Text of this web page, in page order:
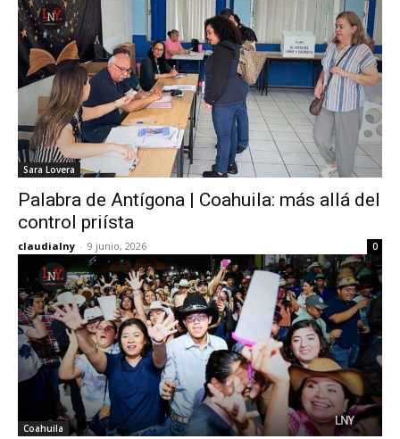
Sara Lovera
Palabra de Antígona | Coahuila: más allá del
control priísta
claudialny - 9 junio, 2026 0
Coahuila